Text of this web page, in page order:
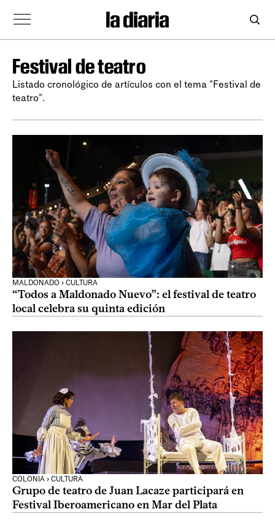
Festival de teatro
Listado cronológico de artículos con el tema "Festival de
teatro".
MALDONADO › CULTURA
“Todos a Maldonado Nuevo”: el festival de teatro
local celebra su quinta edición
COLONIA › CULTURA
Grupo de teatro de Juan Lacaze participará en
Festival Iberoamericano en Mar del Plata